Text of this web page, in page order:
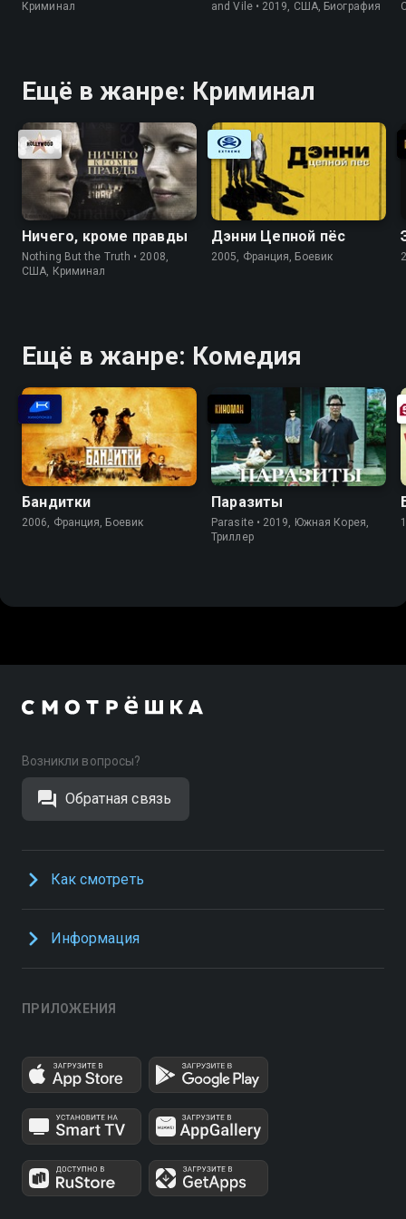
Криминал
and Vile • 2019, США, Биография
Ещё в жанре: Криминал
Ничего, кроме правды
Nothing But the Truth • 2008,
США, Криминал
Дэнни Цепной пёс
2005, Франция, Боевик
Ещё в жанре: Комедия
Бандитки
2006, Франция, Боевик
Паразиты
Parasite • 2019, Южная Корея,
Триллер
Возникли вопросы?
Обратная связь
Как смотреть
Информация
ПРИЛОЖЕНИЯ